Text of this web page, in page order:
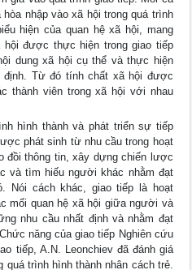
nhập vào xã hội trong quá trình
hiện của quan hệ xã hội, mang
được thực hiện trong giao tiếp
dung xã hội cụ thể và thực hiện
định. Từ đó tính chất xã hội được
thành viên trong xã hội với nhau
hình thành và phát triển sự tiếp
phát sinh từ nhu cầu trong hoạt
đồi thông tin, xây dựng chiến lược
và tìm hiếu người khác nhằm đạt
Nói cách khác, giao tiếp là hoạt
mối quan hệ xã hội giữa người và
nhu cầu nhất định và nhằm đạt
năng của giao tiếp Nghiên cứu
tiếp, A.N. Leonchiev đã đánh giá
quá trình hình thành nhân cách trẻ.